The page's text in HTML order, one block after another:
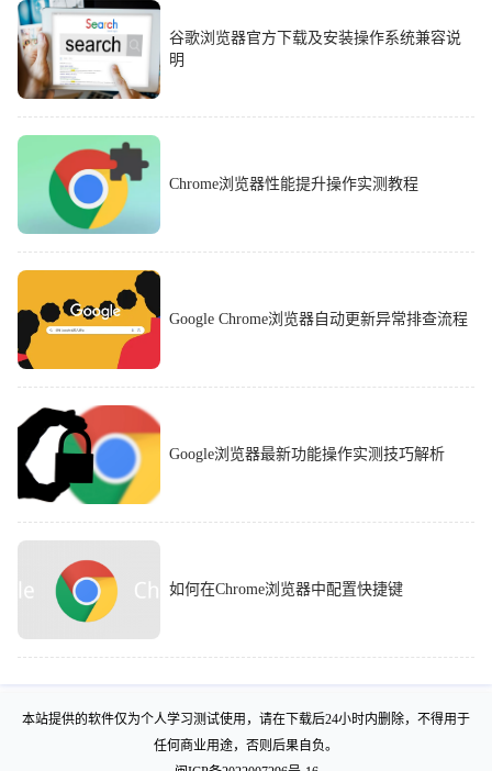
谷歌浏览器官方下载及安装操作系统兼容说
明
Chrome浏览器性能提升操作实测教程
Google Chrome浏览器自动更新异常排查流程
Google浏览器最新功能操作实测技巧解析
如何在Chrome浏览器中配置快捷键
本站提供的软件仅为个人学习测试使用，请在下载后24小时内删除，不得用于
任何商业用途，否则后果自负。